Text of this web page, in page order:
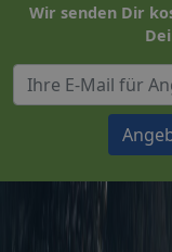
Wir senden Dir